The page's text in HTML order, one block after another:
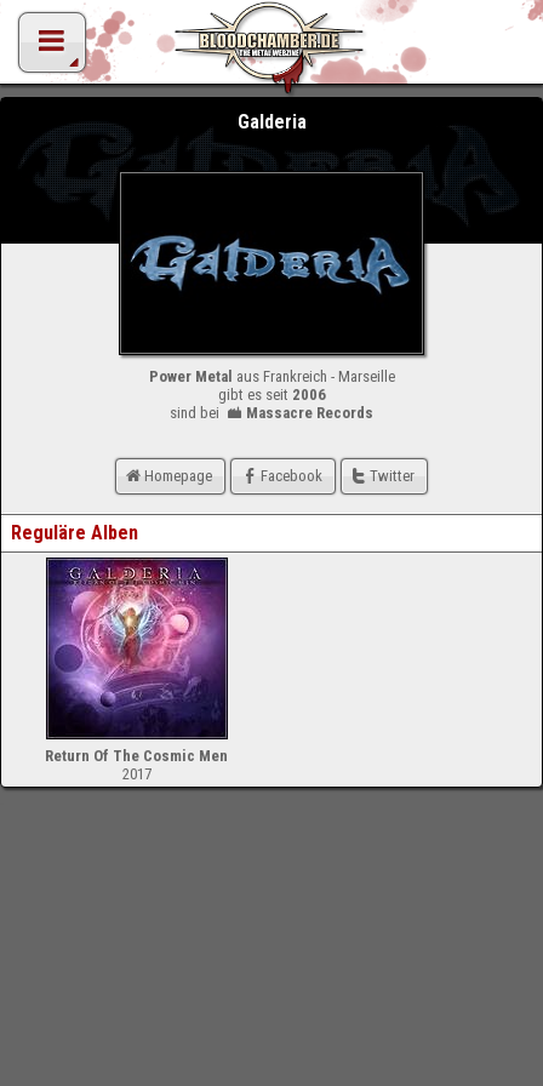
Galderia
Power Metal aus Frankreich - Marseille
gibt es seit 2006
sind bei
Massacre Records
Homepage Facebook Twitter
Reguläre Alben
Return Of The Cosmic Men
2017